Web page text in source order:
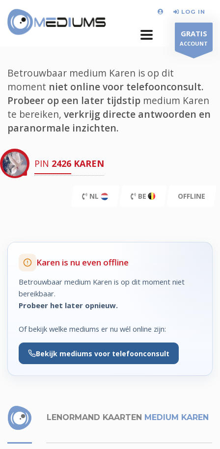
LOG IN
GRATIS
ACCOUNT
Betrouwbaar medium Karen is op dit
moment niet online voor telefoonconsult.
Probeer op een later tijdstip medium Karen
te bereiken, verkrijg directe antwoorden en
paranormale inzichten.
PIN 2426 KAREN
NL BE OFFLINE
Karen is nu even offline
Betrouwbaar medium Karen is op dit moment niet
bereikbaar.
Probeer het later opnieuw.
Of bekijk welke mediums er nu wél online zijn:
Bekijk mediums voor telefoonconsult
LENORMAND KAARTEN MEDIUM KAREN